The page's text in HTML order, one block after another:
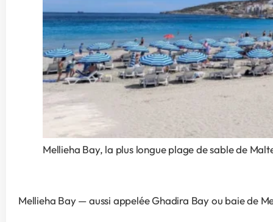
Mellieha Bay, la plus longue plage de sable de
Mellieha Bay — aussi appelée Ghadira Bay ou baie de